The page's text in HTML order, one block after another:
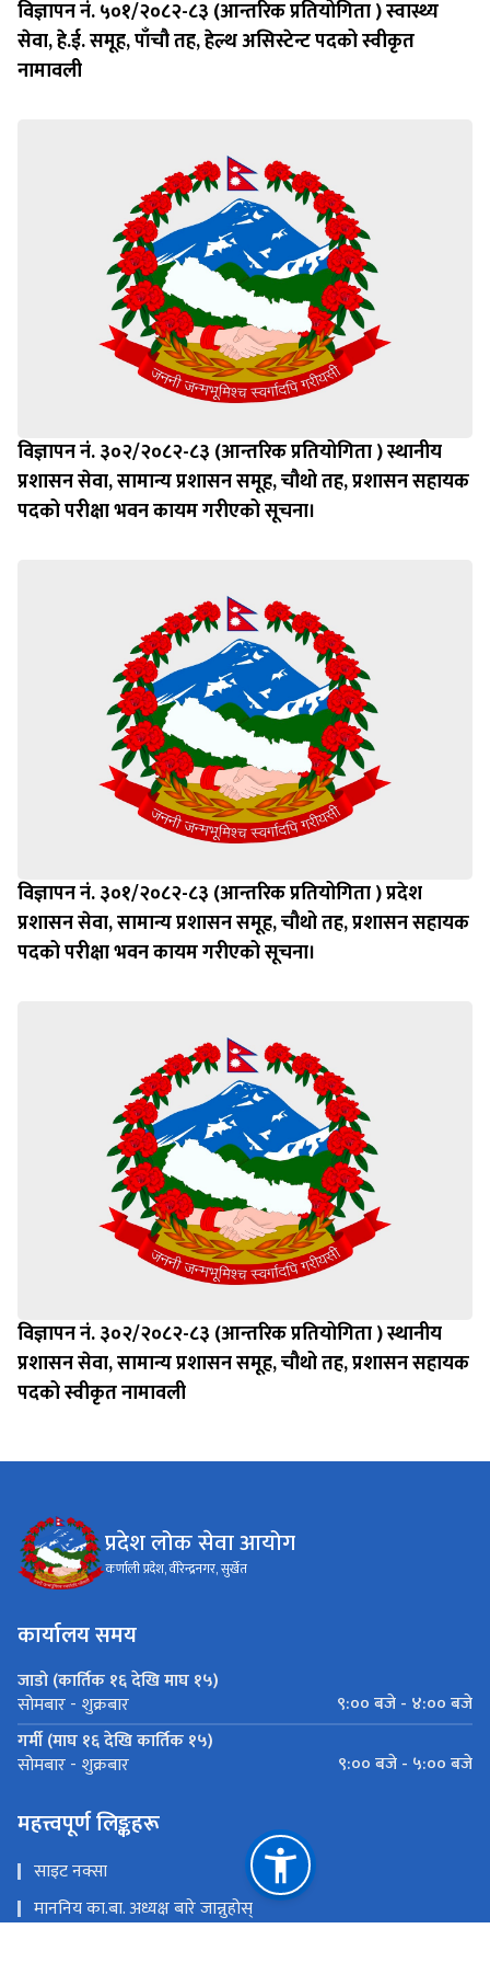
विज्ञापन नं. ५०१/२०८२-८३ (आन्तरिक प्रतियोगिता ) स्वास्थ्य
सेवा, हे.ई. समूह, पाँचौ तह, हेल्थ असिस्टेन्ट पदको स्वीकृत
नामावली
विज्ञापन नं. ३०२/२०८२-८३ (आन्तरिक प्रतियोगिता ) स्थानीय
प्रशासन सेवा, सामान्य प्रशासन समूह, चौथो तह, प्रशासन सहायक
पदको परीक्षा भवन कायम गरीएको सूचना।
विज्ञापन नं. ३०१/२०८२-८३ (आन्तरिक प्रतियोगिता ) प्रदेश
प्रशासन सेवा, सामान्य प्रशासन समूह, चौथो तह, प्रशासन सहायक
पदको परीक्षा भवन कायम गरीएको सूचना।
विज्ञापन नं. ३०२/२०८२-८३ (आन्तरिक प्रतियोगिता ) स्थानीय
प्रशासन सेवा, सामान्य प्रशासन समूह, चौथो तह, प्रशासन सहायक
पदको स्वीकृत नामावली
प्रदेश लोक सेवा आयोग
कर्णाली प्रदेश, वीरेन्द्रनगर, सुर्खेत
कार्यालय समय
जाडो (कार्तिक १६ देखि माघ १५)
सोमबार - शुक्रबार
९:०० बजे - ४:०० बजे
गर्मी (माघ १६ देखि कार्तिक १५)
सोमबार - शुक्रबार ९:०० बजे - ५:०० बजे
महत्त्वपूर्ण लिङ्कहरू
साइट नक्सा
माननिय का.बा. अध्यक्ष बारे जान्नुहोस्